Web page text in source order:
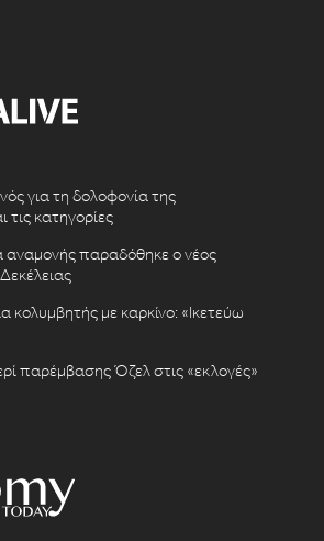
για τη δολοφονία της
τις κατηγορίες
παραδόθηκε ο νέος
με καρκίνο: «Ικετεύω
παρέμβασης Όζελ στις «εκλογές»